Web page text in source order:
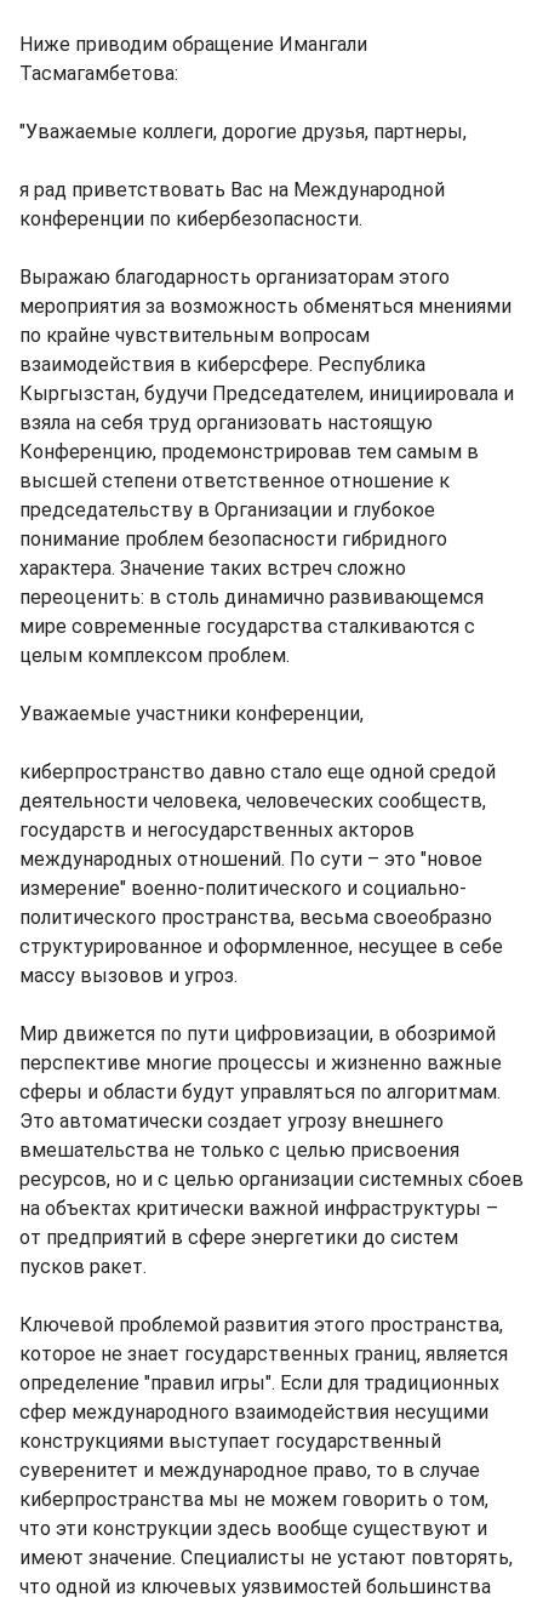
Ниже приводим обращение Имангали
Тасмагамбетова:
"Уважаемые коллеги, дорогие друзья, партнеры,
я рад приветствовать Вас на Международной
конференции по кибербезопасности.
Выражаю благодарность организаторам этого
мероприятия за возможность обменяться мнениями
по крайне чувствительным вопросам
взаимодействия в киберсфере. Республика
Кыргызстан, будучи Председателем, инициировала и
взяла на себя труд организовать настоящую
Конференцию, продемонстрировав тем самым в
высшей степени ответственное отношение к
председательству в Организации и глубокое
понимание проблем безопасности гибридного
характера. Значение таких встреч сложно
переоценить: в столь динамично развивающемся
мире современные государства сталкиваются с
целым комплексом проблем.
Уважаемые участники конференции,
киберпространство давно стало еще одной средой
деятельности человека, человеческих сообществ,
государств и негосударственных акторов
международных отношений. По сути – это "новое
измерение" военно-политического и социально-
политического пространства, весьма своеобразно
структурированное и оформленное, несущее в себе
массу вызовов и угроз.
Мир движется по пути цифровизации, в обозримой
перспективе многие процессы и жизненно важные
сферы и области будут управляться по алгоритмам.
Это автоматически создает угрозу внешнего
вмешательства не только с целью присвоения
ресурсов, но и с целью организации системных сбоев
на объектах критически важной инфраструктуры –
от предприятий в сфере энергетики до систем
пусков ракет.
Ключевой проблемой развития этого пространства,
которое не знает государственных границ, является
определение "правил игры". Если для традиционных
сфер международного взаимодействия несущими
конструкциями выступает государственный
суверенитет и международное право, то в случае
киберпространства мы не можем говорить о том,
что эти конструкции здесь вообще существуют и
имеют значение. Специалисты не устают повторять,
что одной из ключевых уязвимостей большинства